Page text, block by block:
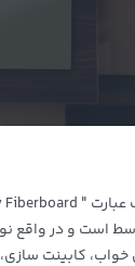
است و در واقع
کابینت